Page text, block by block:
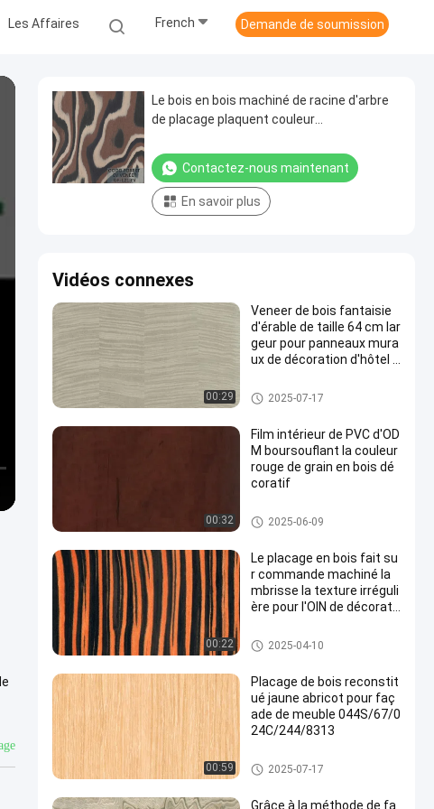
Les Affaires French Demande de soumission
Le bois en bois machiné de racine d'arbre
de placage plaquent couleur
Contactez-nous maintenant
En savoir plus
Vidéos connexes
00:29
Veneer de bois fantaisie
d'érable de taille 64 cm lar
geur pour panneaux mura
ux de décoration d'hôtel C
haute qualité X6233 ((4)/
X6223/X6523 ((4)/X803
Placage machiné en bois
2025-07-17
00:32
Film intérieur de PVC d'OD
M boursouflant la couleur
rouge de grain en bois dé
coratif
Film décoratif de PVC
2025-06-09
00:22
Le placage en bois fait su
r commande machiné la
mbrisse la texture irréguli
ère pour l'OIN de décorati
Placage machiné en bois
2025-04-10
00:59
Placage de bois reconstit
ué jaune abricot pour faç
ade de meuble 044S/67/0
24C/244/8313
Placage machiné en bois
2025-07-17
Grâce à la méthode de fa